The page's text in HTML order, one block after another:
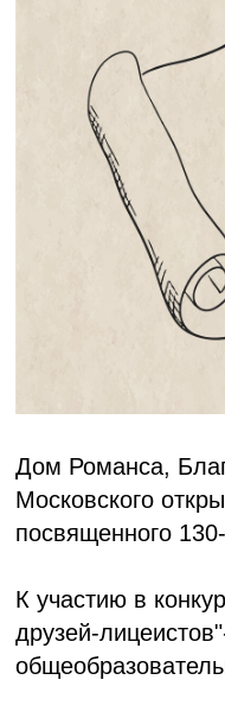
Дом Романса,
Московского
посвященного
К участию в
друзей-